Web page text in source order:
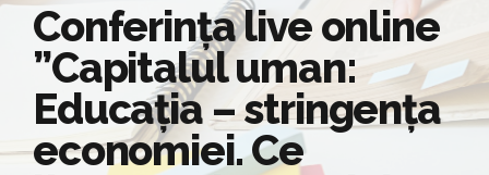
Conferința live online
”Capitalul uman:
Educația – stringența
economiei. Ce